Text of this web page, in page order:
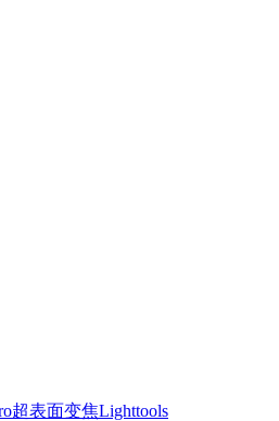
超表面变焦Lighttools